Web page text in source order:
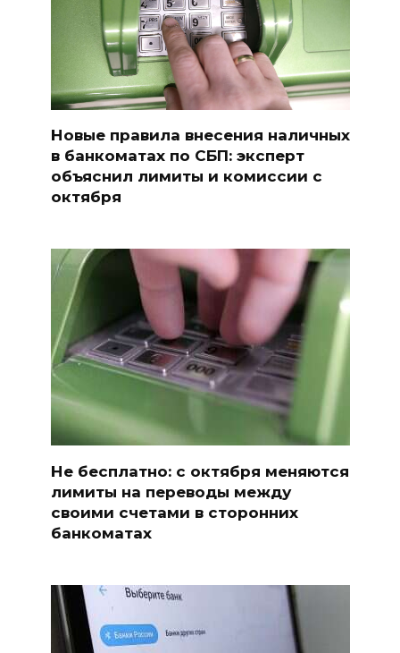
Новые правила внесения наличных
в банкоматах по СБП: эксперт
объяснил лимиты и комиссии с
октября
Не бесплатно: с октября меняются
лимиты на переводы между
своими счетами в сторонних
банкоматах